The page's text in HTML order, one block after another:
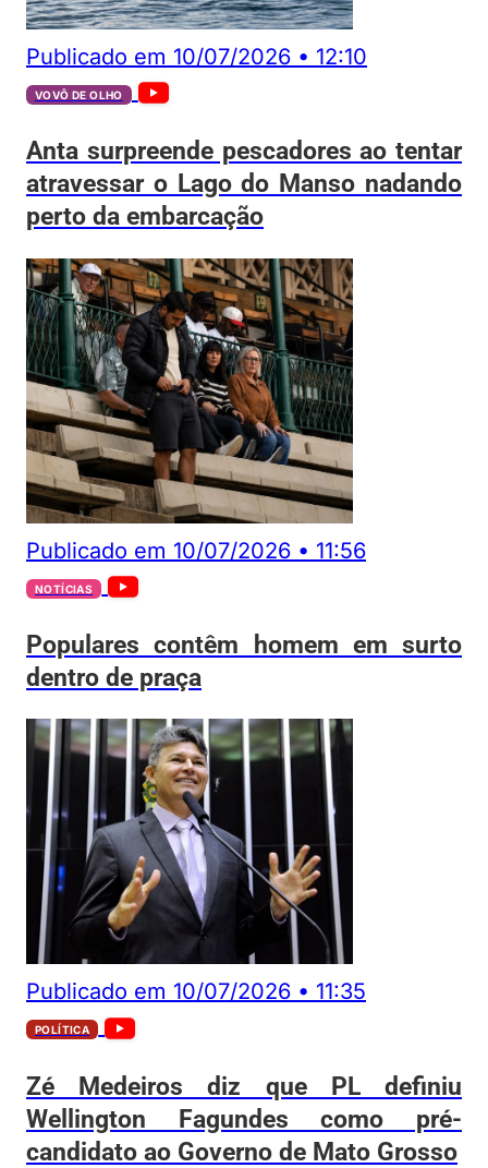
Publicado em 10/07/2026 • 12:10
VOVÔ DE OLHO
Anta surpreende pescadores ao tentar
atravessar o Lago do Manso nadando
perto da embarcação
Publicado em 10/07/2026 • 11:56
NOTÍCIAS
Populares contêm homem em surto
dentro de praça
Publicado em 10/07/2026 • 11:35
POLÍTICA
Zé Medeiros diz que PL definiu
Wellington Fagundes como pré-
candidato ao Governo de Mato Grosso